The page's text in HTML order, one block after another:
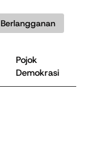
Berlangganan
Pojok
Demokrasi